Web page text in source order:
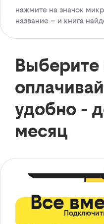
нажмите на значок
название – и книга
удобно -
месяц
Все